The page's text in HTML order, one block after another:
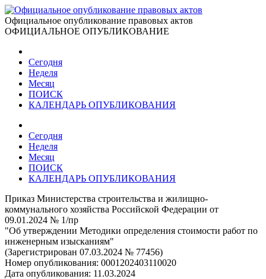
Официальное опубликование правовых актов
ОФИЦИАЛЬНОЕ ОПУБЛИКОВАНИЕ
Сегодня
Неделя
Месяц
ПОИСК
КАЛЕНДАРЬ ОПУБЛИКОВАНИЯ
Сегодня
Неделя
Месяц
ПОИСК
КАЛЕНДАРЬ ОПУБЛИКОВАНИЯ
Приказ Министерства строительства и жилищно-
коммунального хозяйства Российской Федерации от
09.01.2024 № 1/пр
"Об утверждении Методики определения стоимости работ по
инженерным изысканиям"
(Зарегистрирован 07.03.2024 № 77456)
Номер опубликования: 0001202403110020
Дата опубликования: 11.03.2024